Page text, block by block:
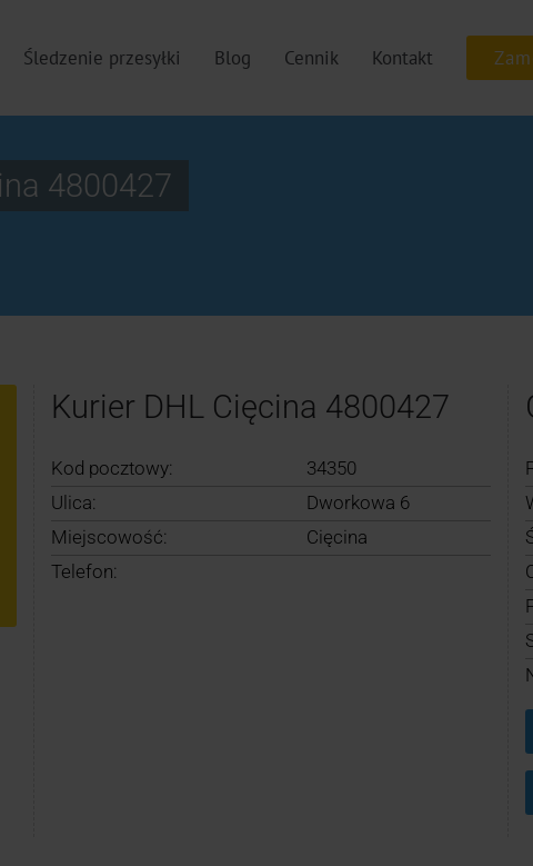
Śledzenie przesyłki Blog Cennik Kontakt
4800427
Kurier DHL Cięcina 4800427
Kod pocztowy:
34350
Ulica:
Dworkowa 6
Miejscowość:
Cięcina
Telefon: